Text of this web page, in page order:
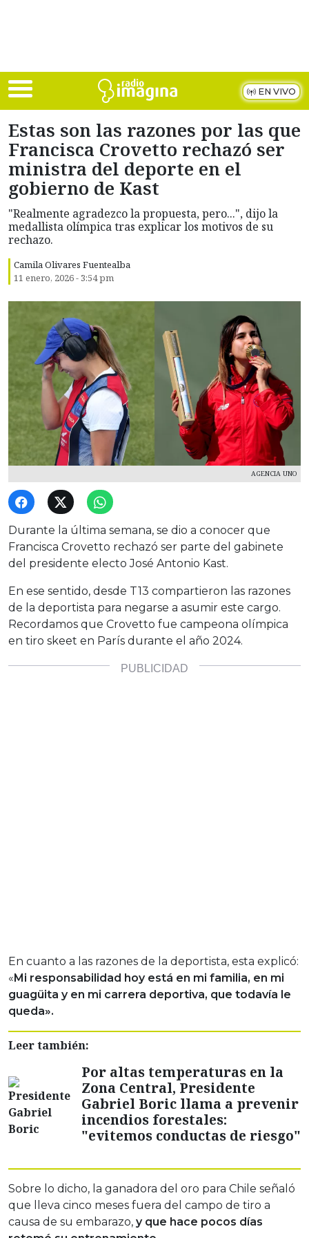
EN VIVO
Estas son las razones por las que
Francisca Crovetto rechazó ser
ministra del deporte en el
gobierno de Kast
"Realmente agradezco la propuesta, pero...", dijo la
medallista olímpica tras explicar los motivos de su
rechazo.
Camila Olivares Fuentealba
11 enero, 2026 - 3:54 pm
AGENCIA UNO
Durante la última semana, se dio a conocer que
Francisca Crovetto rechazó ser parte del gabinete
del presidente electo José Antonio Kast.
En ese sentido, desde T13 compartieron las razones
de la deportista para negarse a asumir este cargo.
Recordamos que Crovetto fue campeona olímpica
en tiro skeet en París durante el año 2024.
En cuanto a las razones de la deportista, esta explicó:
« Mi responsabilidad hoy está en mi familia, en mi
guagüita y en mi carrera deportiva, que todavía le
queda».
Leer también:
Por altas temperaturas en la
Zona Central, Presidente
Gabriel Boric llama a prevenir
incendios forestales:
"evitemos conductas de riesgo"
Sobre lo dicho, la ganadora del oro para Chile señaló
que lleva cinco meses fuera del campo de tiro a
causa de su embarazo, y que hace pocos días